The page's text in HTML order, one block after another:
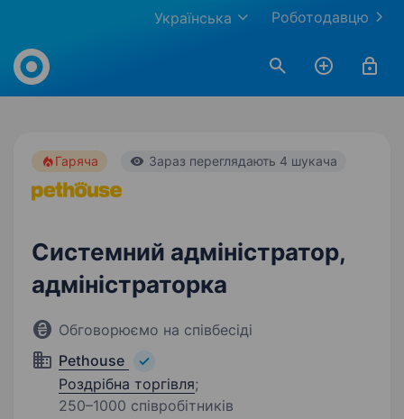
Роботодавцю
Українська
Work.ua
Гаряча Зараз переглядають 4 шукача
Системний адміністратор,
адміністраторка
Обговорюємо на співбесіді
Pethouse
Роздрібна торгівля;
250–1000 співробітників